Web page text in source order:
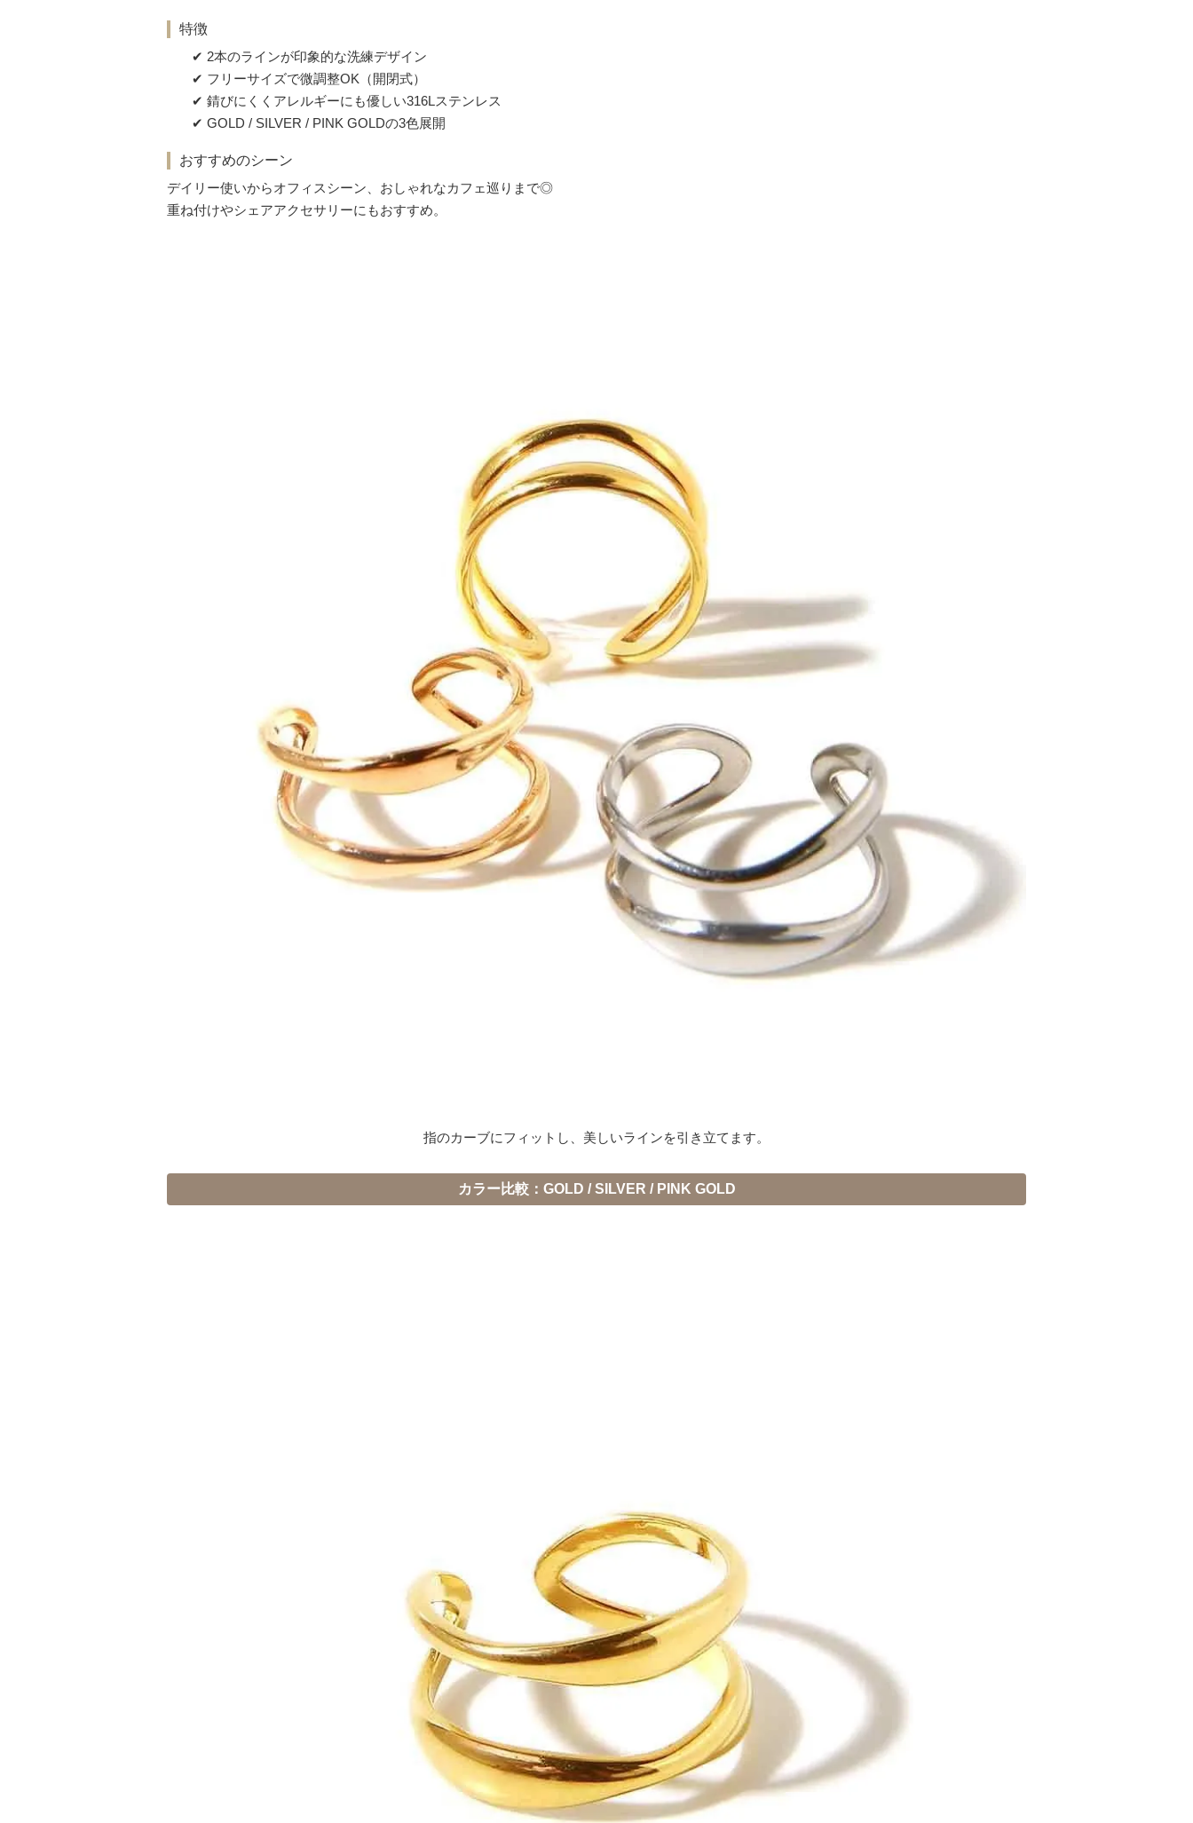
特徴
2本のラインが印象的な洗練デザイン
フリーサイズで微調整OK（開閉式）
錆びにくくアレルギーにも優しい316Lステンレス
GOLD / SILVER / PINK GOLDの3色展開
おすすめのシーン
デイリー使いからオフィスシーン、おしゃれなカフェ巡りまで◎
重ね付けやシェアアクセサリーにもおすすめ。
指のカーブにフィットし、美しいラインを引き立てます。
カラー比較：GOLD / SILVER / PINK GOLD